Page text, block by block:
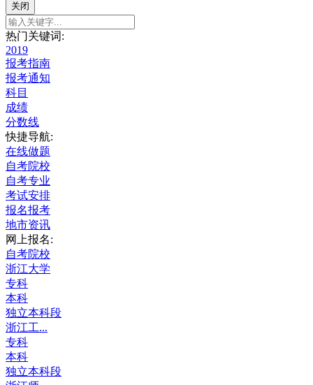
关闭
热门关键词:
2019
报考指南
报考通知
科目
成绩
分数线
快捷导航:
在线做题
自考院校
自考专业
考试安排
报名报考
地市资讯
网上报名:
自考院校
浙江大学
专科
本科
独立本科段
浙江工...
专科
本科
独立本科段